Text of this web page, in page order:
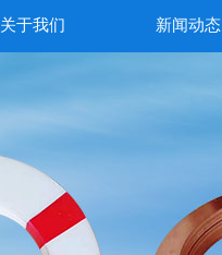
关于我们 新闻动态